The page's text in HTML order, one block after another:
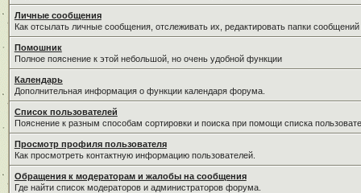
Личные сообщения
Как отсылать личные сообщения, отслеживать их, редактировать папки
Помошник
Полное пояснение к этой небольшой, но очень удобной функции
Календарь
Дополнительная информация о функции календаря форума.
Список пользователей
Пояснение к разным способам сортировки и поиска при помощи списка
Просмотр профиля пользователя
Как просмотреть контактную информацию пользователей.
Обращения к модераторам и жалобы на сообщения
Где найти список модераторов и администраторов форума.